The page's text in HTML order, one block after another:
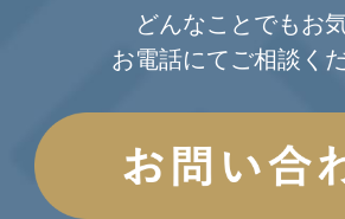
どんなことでもお
お電話にてご相談く